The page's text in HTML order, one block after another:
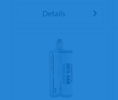
Details